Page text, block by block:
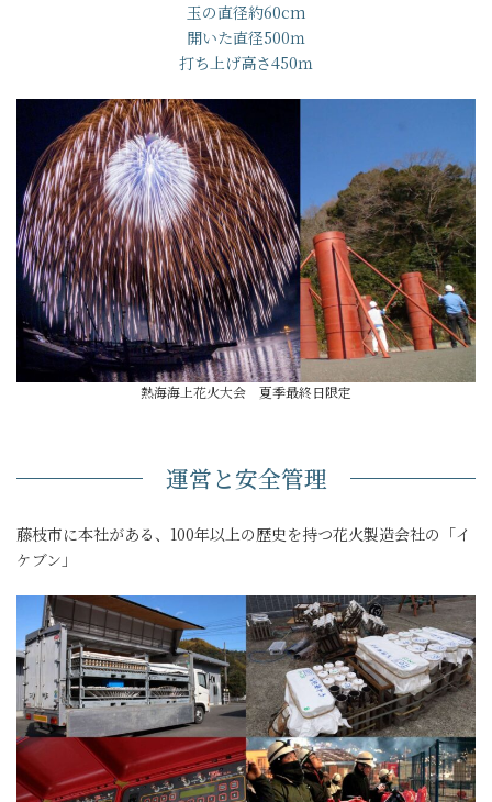
玉の直径約60cm
開いた直径500ｍ
打ち上げ高さ450ｍ
熱海海上花火大会 夏季最終日限定
運営と安全管理
藤枝市に本社がある、100年以上の歴史を持つ花火製造会社の「イ
ケブン」